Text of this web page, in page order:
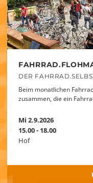
DER
Beim monatlichen
zusammen, die ein
Mi 2.9.2026
15.00 - 18.00
Hof